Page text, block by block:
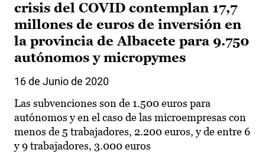
crisis del COVID contemplan 17,7
millones de euros de inversión en
la provincia de Albacete para 9.750
autónomos y micropymes
16 de Junio de 2020
Las subvenciones son de 1.500 euros para
autónomos y en el caso de las microempresas con
menos de 5 trabajadores, 2.200 euros, y de entre 6
y 9 trabajadores, 3.000 euros